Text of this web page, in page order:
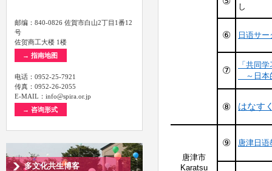
邮编：840-0826 佐賀市白山2丁目1番12
号
佐贺商工大楼 1楼
→ 指南地图
电话：0952-25-7921
传真：0952-26-2055
E-MAIL：info@spira.or.jp
→ 咨询形式
多文化共生博客